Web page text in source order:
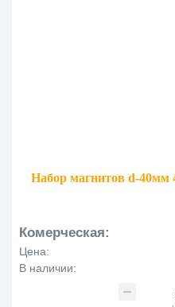
Набор магнитов d-40мм
Комерческая:
Цена:
В наличии: